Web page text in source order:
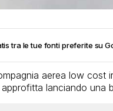
tra le tue fonti preferite su
aerea low cost
lanciando una